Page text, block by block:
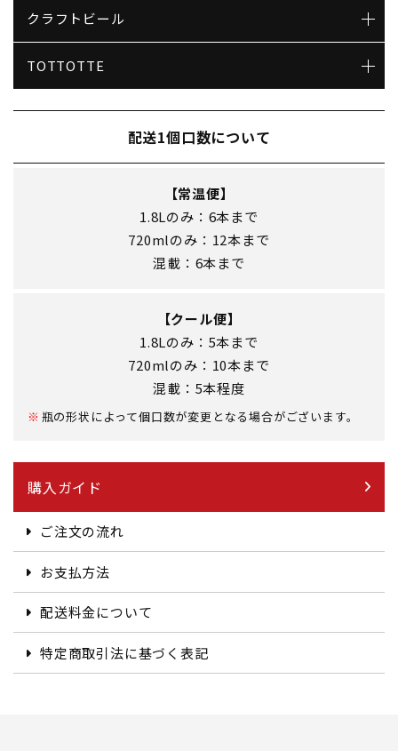
クラフトビール
TOTTOTTE
配送1個口数について
【常温便】
1.8Lのみ：6本まで
720mlのみ：12本まで
混載：6本まで
【クール便】
1.8Lのみ：5本まで
720mlのみ：10本まで
混載：5本程度
瓶の形状によって個口数が変更となる場合がございます。
購入ガイド
ご注文の流れ
お支払方法
配送料金について
特定商取引法に基づく表記